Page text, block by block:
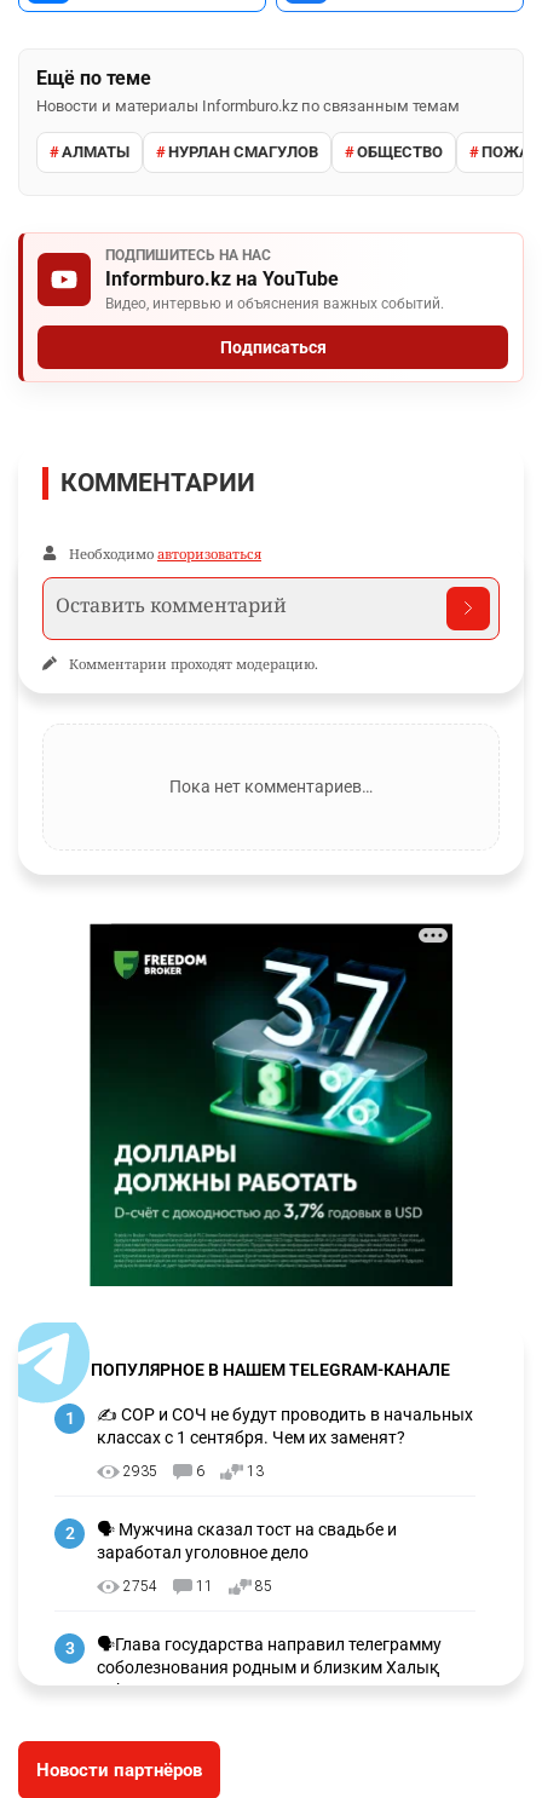
Ещё по теме
Новости и материалы Informburo.kz по связанным темам
АЛМАТЫ НУРЛАН СМАГУЛОВ ОБЩЕСТВО
ПОДПИШИТЕСЬ НА НАС
Informburo.kz на YouTube
Видео, интервью и объяснения важных событий.
Подписаться
КОММЕНТАРИИ
Необходимо авторизоваться
Комментарии проходят модерацию.
Пока нет комментариев…
ПОПУЛЯРНОЕ В НАШЕМ TELEGRAM-КАНАЛЕ
1
✍️ СОР и СОЧ не будут проводить в начальных
классах с 1 сентября. Чем их заменят?
2935 6 13
2
🗣 Мужчина сказал тост на свадьбе и
заработал уголовное дело
2754 11 85
3
🗣Глава государства направил телеграмму
соболезнования родным и близким Халық
қаһарманы Ивана Гапича
🇫🇷 Клуб ПСЖ объявил об открытии своей
Новости партнёров